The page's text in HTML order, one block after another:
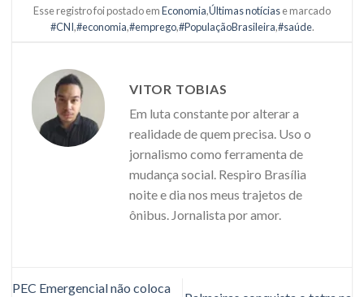
Esse registro foi postado emEconomia,Últimas notíciase marcado
#CNI,#economia,#emprego,#PopulaçãoBrasileira,#saúde.
VITOR TOBIAS
Em luta constante por alterar a
realidade de quem precisa. Uso o
jornalismo como ferramenta de
mudança social. Respiro Brasília
noite e dia nos meus trajetos de
ônibus. Jornalista por amor.
PEC Emergencial não coloca